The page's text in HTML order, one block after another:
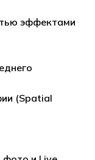
эффектами
(Spatial